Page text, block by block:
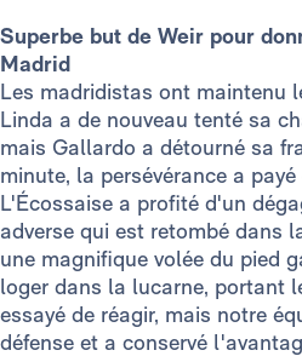
Superbe but de Weir pour
Madrid
Les madridistas ont maintenu
Linda a de nouveau tenté sa
mais Gallardo a détourné sa
minute, la persévérance a payé
L'Écossaise a profité d'un
adverse qui est retombé dans
une magnifique volée du pied
loger dans la lucarne, portant
essayé de réagir, mais notre
défense et a conservé